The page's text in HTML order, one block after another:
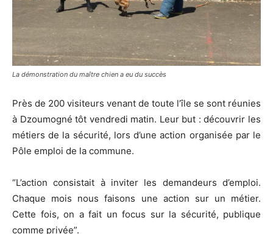
La démonstration du maître chien a eu du succès
Près de 200 visiteurs venant de toute l’île se sont réunies
à Dzoumogné tôt vendredi matin. Leur but : découvrir les
métiers de la sécurité, lors d’une action organisée par le
Pôle emploi de la commune.
“L’action consistait à inviter les demandeurs d’emploi.
Chaque mois nous faisons une action sur un métier.
Cette fois, on a fait un focus sur la sécurité, publique
comme privée”.